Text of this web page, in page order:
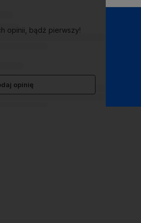
opinii, bądź pierwszy!
opinię